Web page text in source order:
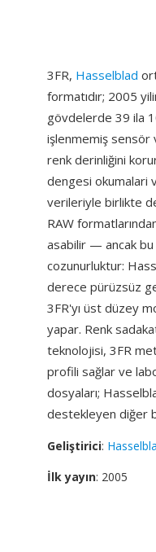
3FR, Hasselblad
formatıdır; 2005
gövdelerde 39 ila
işlenmemiş sensör
renk derinliğini
dengesi okumalari
verileriyle birlikte
RAW
asabilir — ancak bu
cozunurluktur:
derece pürüzsüz
3FR'yı üst düzey
yapar. Renk
teknolojisi, 3FR
profili sağlar ve
dosyaları;
destekleyen diğer
Geliştirici:
İlk yayın: 2005